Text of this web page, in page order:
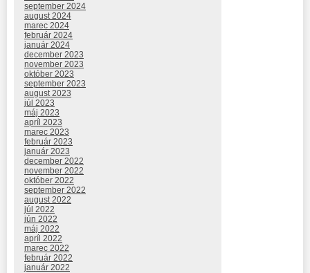
september 2024
august 2024
marec 2024
február 2024
január 2024
december 2023
november 2023
október 2023
september 2023
august 2023
júl 2023
máj 2023
apríl 2023
marec 2023
február 2023
január 2023
december 2022
november 2022
október 2022
september 2022
august 2022
júl 2022
jún 2022
máj 2022
apríl 2022
marec 2022
február 2022
január 2022